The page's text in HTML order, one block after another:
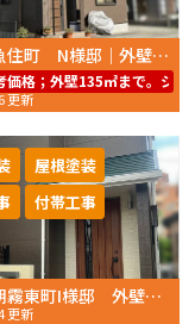
万円～（工事費
明石市魚住町 N様邸｜外壁塗装・屋根塗装 2025年８月完工
価格；外壁135㎡まで。シ
更新
明石市朝霧東町I様邸 外壁塗装・屋根塗装・防水 2023年9月完工 おかちゃんペイント
更新
屋根塗装
付帯工事